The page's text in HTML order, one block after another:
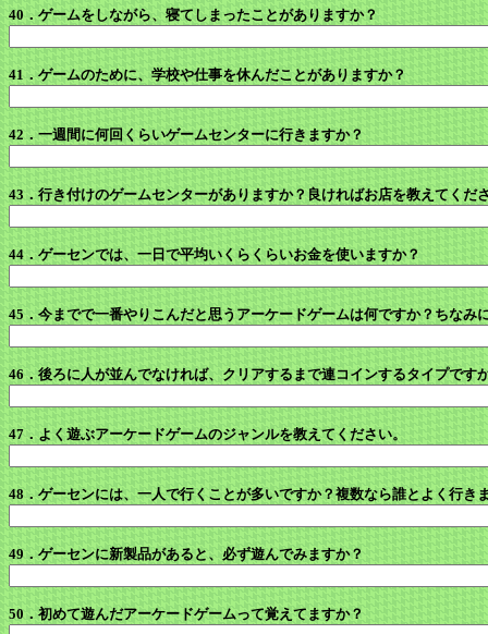
40．ゲームをしながら、寝てしまったことがありますか？
41．ゲームのために、学校や仕事を休んだことがありますか？
42．一週間に何回くらいゲームセンターに行きますか？
43．行き付けのゲームセンターがありますか？良ければお店を教えてくだ
44．ゲーセンでは、一日で平均いくらくらいお金を使いますか？
45．今までで一番やりこんだと思うアーケードゲームは何ですか？ちなみ
46．後ろに人が並んでなければ、クリアするまで連コインするタイプです
47．よく遊ぶアーケードゲームのジャンルを教えてください。
48．ゲーセンには、一人で行くことが多いですか？複数なら誰とよく行き
49．ゲーセンに新製品があると、必ず遊んでみますか？
50．初めて遊んだアーケードゲームって覚えてますか？